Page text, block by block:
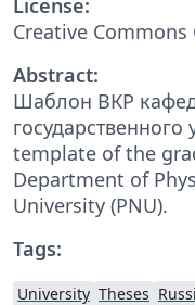
Creative Commons
Abstract:
Шаблон ВКР
государственного
template of the
Department of
University (PNU).
Tags:
University Theses